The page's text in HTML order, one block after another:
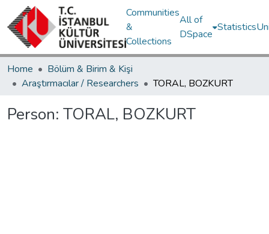
Communities
&
Collections
All of
DSpace
Statistics
Home
Bölüm & Birim & Kişi
Araştırmacılar / Researchers
TORAL, BOZKURT
Person: TORAL, BOZKURT